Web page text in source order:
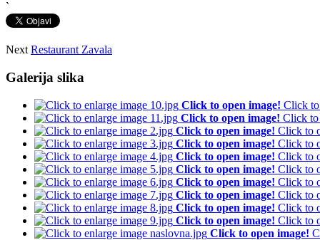
`
Next Restaurant Zavala
Galerija slika
Click to open image! Click
Click to open image! Click to
Click to open image! Click to
Click to open image! Click to
Click to open image! Click to
Click to open image! Click to
Click to open image! Click to
Click to open image! Click to
Click to open image! Click to
Click to open image! Click to
Click to open image!